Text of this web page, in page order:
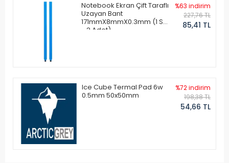
Notebook Ekran Çift Taraflı
Uzayan Bant
171mmX8mmX0.3mm (1 Set
- 2 Adet)
%63 indirim
227,76 TL
85,41 TL
Ice Cube Termal Pad 6w
0.5mm 50x50mm
%72 indirim
198,38 TL
54,66 TL